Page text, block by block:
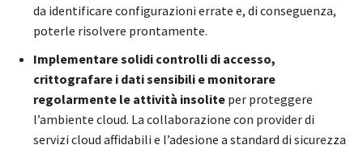
da identificare configurazioni errate e, di conseguenza,
poterle risolvere prontamente.
Implementare solidi controlli di accesso,
crittografare i dati sensibili e monitorare
regolarmente le attività insolite per proteggere
l’ambiente cloud. La collaborazione con provider di
servizi cloud affidabili e l’adesione a standard di sicurezza